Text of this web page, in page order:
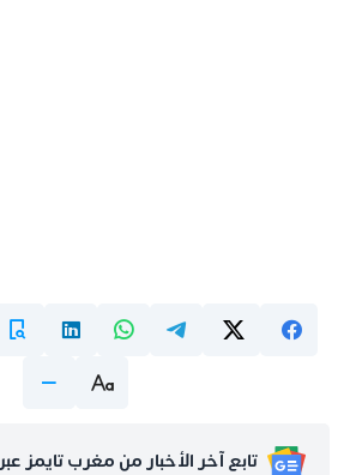
تابع آخر الأخبار من مغرب تايمز عبر Google News